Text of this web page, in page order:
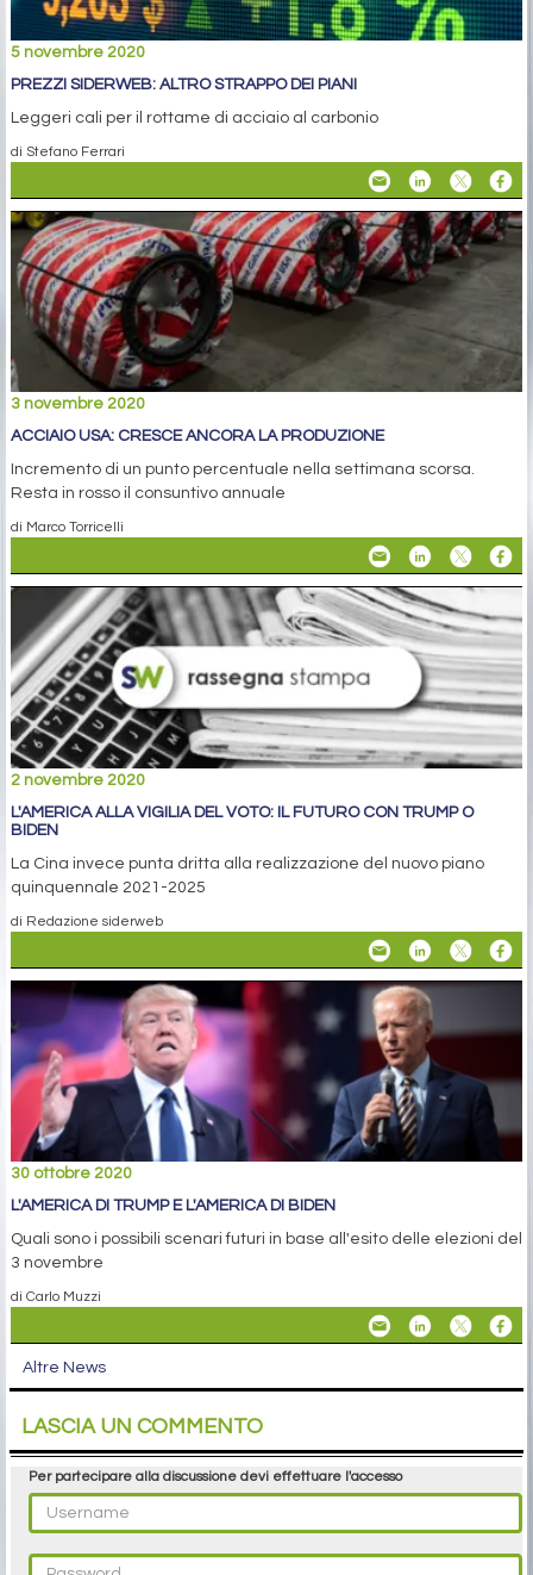
5 novembre 2020
PREZZI SIDERWEB: ALTRO STRAPPO DEI PIANI
Leggeri cali per il rottame di acciaio al carbonio
di Stefano Ferrari
3 novembre 2020
ACCIAIO USA: CRESCE ANCORA LA PRODUZIONE
Incremento di un punto percentuale nella settimana scorsa.
Resta in rosso il consuntivo annuale
di Marco Torricelli
2 novembre 2020
L'AMERICA ALLA VIGILIA DEL VOTO: IL FUTURO CON TRUMP O
BIDEN
La Cina invece punta dritta alla realizzazione del nuovo piano
quinquennale 2021-2025
di Redazione siderweb
30 ottobre 2020
L'AMERICA DI TRUMP E L'AMERICA DI BIDEN
Quali sono i possibili scenari futuri in base all'esito delle elezioni del
3 novembre
di Carlo Muzzi
Altre News
LASCIA UN COMMENTO
Per partecipare alla discussione devi effettuare l'accesso